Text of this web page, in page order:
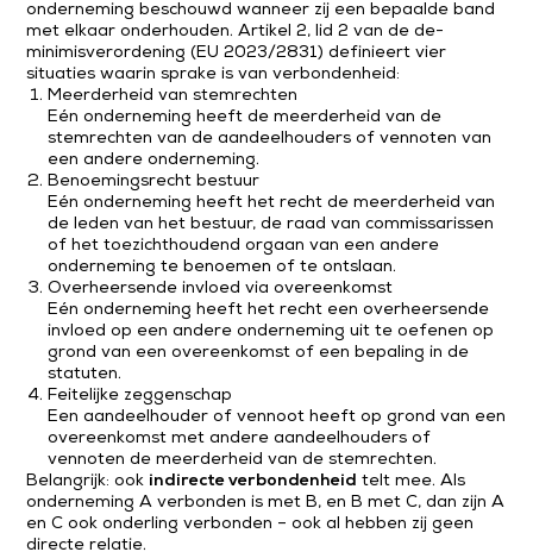
onderneming beschouwd wanneer zij een bepaalde band
met elkaar onderhouden. Artikel 2, lid 2 van de de-
minimisverordening (EU 2023/2831) definieert vier
situaties waarin sprake is van verbondenheid:
Meerderheid van stemrechten
Eén onderneming heeft de meerderheid van de
stemrechten van de aandeelhouders of vennoten van
een andere onderneming.
Benoemingsrecht bestuur
Eén onderneming heeft het recht de meerderheid van
de leden van het bestuur, de raad van commissarissen
of het toezichthoudend orgaan van een andere
onderneming te benoemen of te ontslaan.
Overheersende invloed via overeenkomst
Eén onderneming heeft het recht een overheersende
invloed op een andere onderneming uit te oefenen op
grond van een overeenkomst of een bepaling in de
statuten.
Feitelijke zeggenschap
Een aandeelhouder of vennoot heeft op grond van een
overeenkomst met andere aandeelhouders of
vennoten de meerderheid van de stemrechten.
Belangrijk: ook indirecte verbondenheid telt mee. Als
onderneming A verbonden is met B, en B met C, dan zijn A
en C ook onderling verbonden – ook al hebben zij geen
directe relatie.